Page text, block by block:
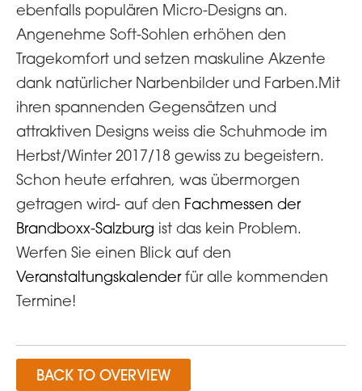
ebenfalls populären Micro-Designs an.
Angenehme Soft-Sohlen erhöhen den
Tragekomfort und setzen maskuline Akzente
dank natürlicher Narbenbilder und Farben.Mit
ihren spannenden Gegensätzen und
attraktiven Designs weiss die Schuhmode im
Herbst/Winter 2017/18 gewiss zu begeistern.
Schon heute erfahren, was übermorgen
getragen wird- auf den Fachmessen der
Brandboxx-Salzburg ist das kein Problem.
Werfen Sie einen Blick auf den
Veranstaltungskalenderfür alle kommenden
Termine!
BACK TO OVERVIEW